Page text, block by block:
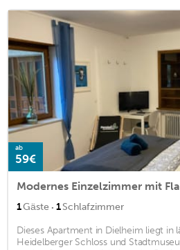
ab
59€
1Gäste · 1Schlafzimmer
Dieses Apartment in Dielheim liegt in
Heidelberger Schloss und